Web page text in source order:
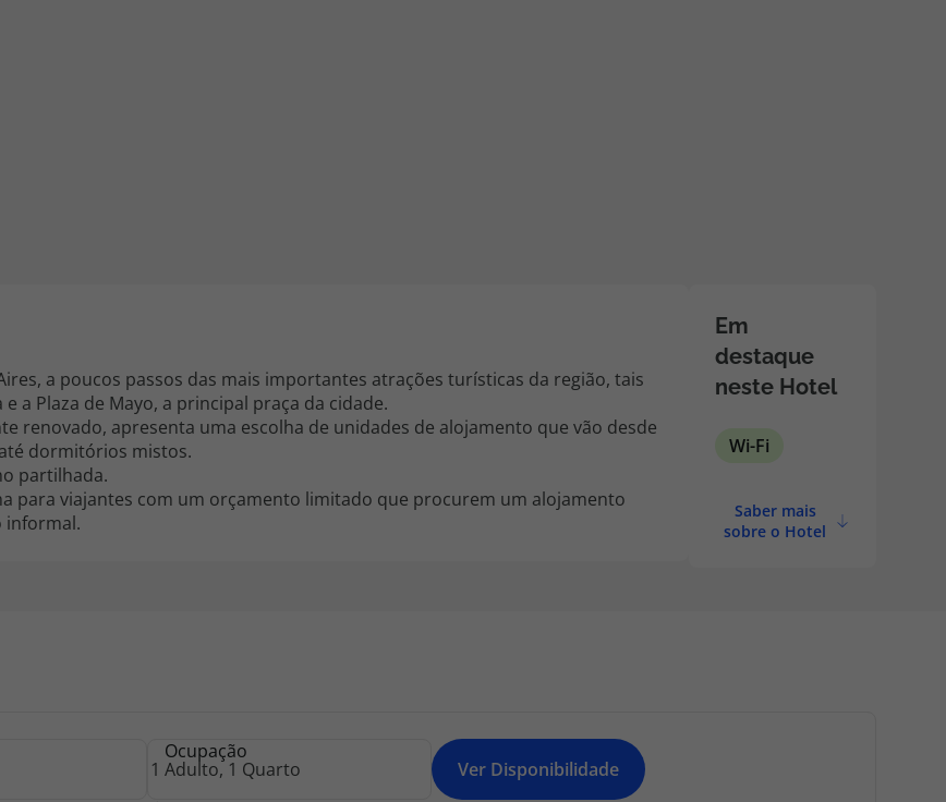
a poucos passos das mais importantes atrações turísticas da região, tais
a Plaza de Mayo, a principal praça da cidade.
renovado, apresenta uma escolha de unidades de alojamento que vão desde
dormitórios mistos.
partilhada.
para viajantes com um orçamento limitado que procurem um alojamento
informal.
Em
destaque
neste Hotel
Wi-Fi
Saber mais
sobre o Hotel
Ocupação
Ver Disponibilidade